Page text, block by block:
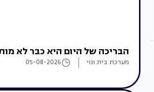
הבריכה של היום היא כבר לא
מערכת בית ונוי 05-08-2026